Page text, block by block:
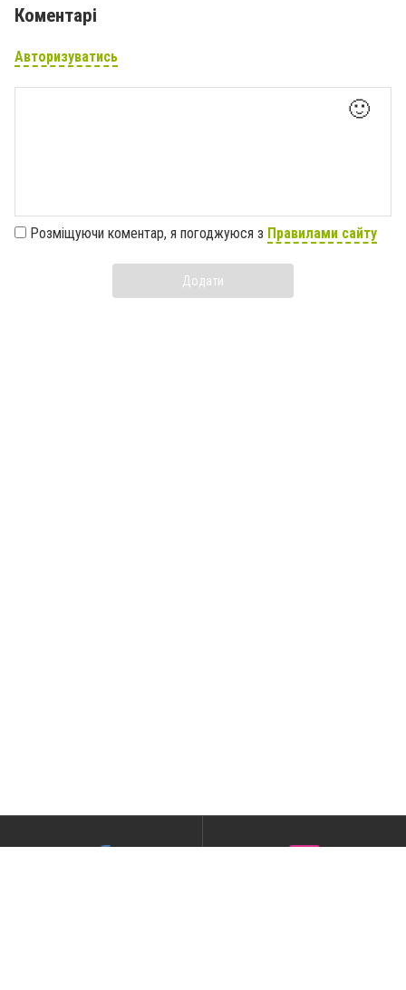
Коментарі
Авторизуватись
🙂
Розміщуючи коментар, я погоджуюся з Правилами сайту
Додати